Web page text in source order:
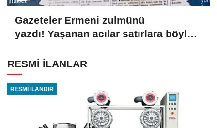
Gazeteler Ermeni zulmünü
yazdı! Yaşanan acılar satırlara böyle
RESMİ İLANLAR
RESMİ İLANDIR